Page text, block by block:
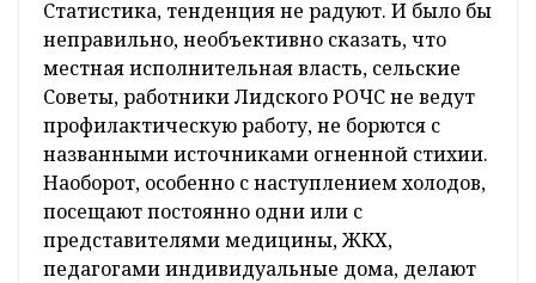
Статистика, тенденция не радуют. И было бы
неправильно, необъективно сказать, что
местная исполнительная власть, сельские
Советы, работники Лидского РОЧС не ведут
профилактическую работу, не борются с
названными источниками огненной стихии.
Наоборот, особенно с наступлением холодов,
посещают постоянно одни или с
представителями медицины, ЖКХ,
педагогами индивидуальные дома, делают